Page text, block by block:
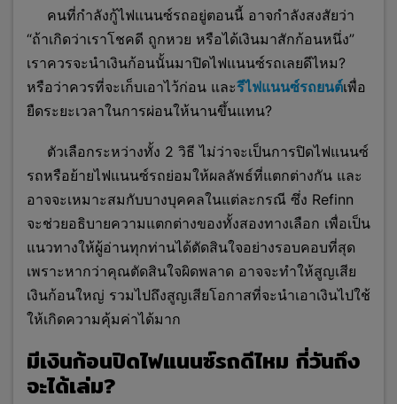
คนที่กำลังกู้ไฟแนนซ์รถอยู่ตอนนี้ อาจกำลังสงสัยว่า
“ถ้าเกิดว่าเราโชคดี ถูกหวย หรือได้เงินมาสักก้อนหนึ่ง”
เราควรจะนำเงินก้อนนั้นมาปิดไฟแนนซ์รถเลยดีไหม?
หรือว่าควรที่จะเก็บเอาไว้ก่อน และรีไฟแนนซ์รถยนต์เพื่อ
ยืดระยะเวลาในการผ่อนให้นานขึ้นแทน?
ตัวเลือกระหว่างทั้ง 2 วิธี ไม่ว่าจะเป็นการปิดไฟแนนซ์
รถหรือย้ายไฟแนนซ์รถย่อมให้ผลลัพธ์ที่แตกต่างกัน และ
อาจจะเหมาะสมกับบางบุคคลในแต่ละกรณี ซึ่ง Refinn
จะช่วยอธิบายความแตกต่างของทั้งสองทางเลือก เพื่อเป็น
แนวทางให้ผู้อ่านทุกท่านได้ตัดสินใจอย่างรอบคอบที่สุด
เพราะหากว่าคุณตัดสินใจผิดพลาด อาจจะทำให้สูญเสีย
เงินก้อนใหญ่ รวมไปถึงสูญเสียโอกาสที่จะนำเอาเงินไปใช้
ให้เกิดความคุ้มค่าได้มาก
มีเงินก้อนปิดไฟแนนซ์รถดีไหม กี่วันถึง
จะได้เล่ม?